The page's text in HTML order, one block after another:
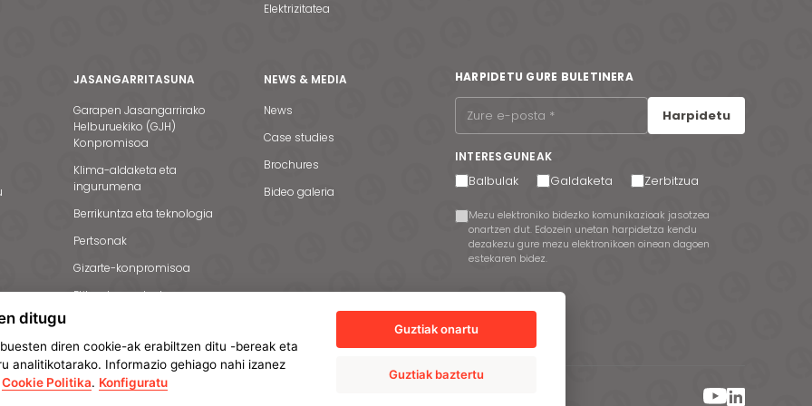
Elektrizitatea
JASANGARRITASUNA
Garapen Jasangarrirako
Helburuekiko (GJH)
Konpromisoa
Klima-aldaketa eta
ingurumena
Berrikuntza eta teknologia
Pertsonak
Gizarte-konpromisoa
Etika eta gardentasuna
NEWS & MEDIA
News
Case studies
Brochures
Bideo galeria
HARPIDETU GURE BULETINERA
Harpidetu
INTERESGUNEAK
Balbulak Galdaketa Zerbitzua
Mezu elektroniko bidezko komunikazioak jasotzea
onartzen dut. Edozein unetan harpidetza kendu
dezakezu gure mezu elektronikoen oinean dagoen
estekaren bidez.
babesteko politikaCookie-politika
ditugu
diren cookie-ak erabiltzen ditu -bereak eta
analitikotarako. Informazio gehiago nahi izanez
Cookie Politika. Konfiguratu
Guztiak onartu
Guztiak baztertu